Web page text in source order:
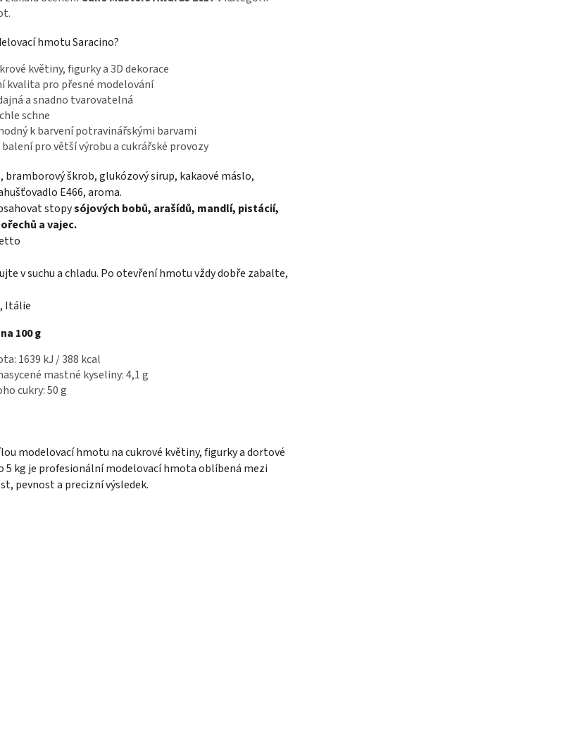
hmotu Saracino?
květiny, figurky a 3D dekorace
kvalita pro přesné modelování
a snadno tvarovatelná
schne
k barvení potravinářskými barvami
pro větší výrobu a cukrářské provozy
bramborový škrob, glukózový sirup, kakaové máslo,
E466, aroma.
stopysójových bobů, arašídů, mandlí, pistácií,
a vajec.
v suchu a chladu. Po otevření hmotu vždy dobře zabalte,
Itálie
100 g
1639 kJ / 388 kcal
mastné kyseliny: 4,1 g
cukry: 50 g
modelovací hmotu na cukrové květiny, figurky a dortové
5 kg je profesionální modelovací hmota oblíbená mezi
pevnost a precizní výsledek.